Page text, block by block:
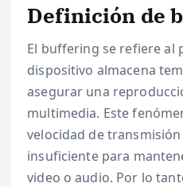
Definición de
El buffering se refiere al
dispositivo almacena
asegurar una
multimedia. Este
velocidad de
insuficiente para
video o audio. Por lo